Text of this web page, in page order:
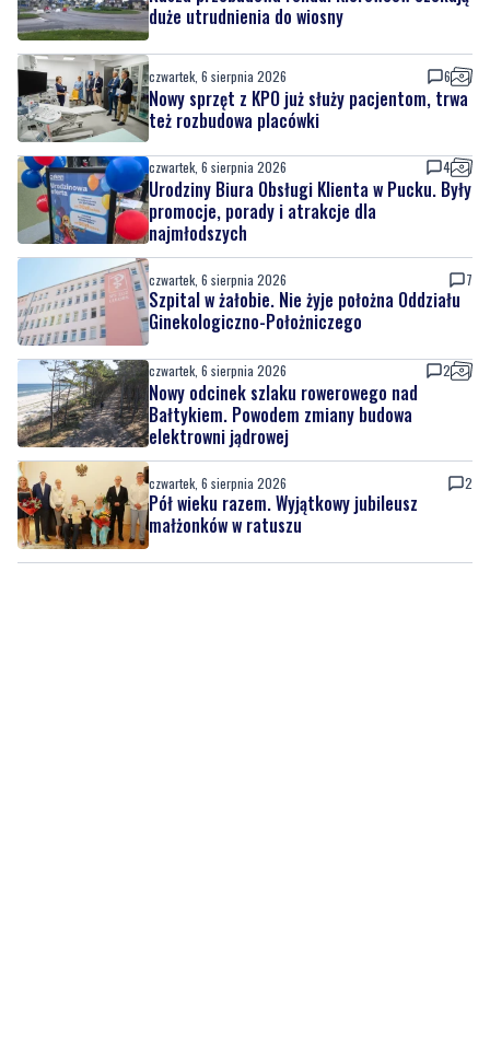
duże utrudnienia do wiosny
czwartek, 6 sierpnia 2026 6
Nowy sprzęt z KPO już służy pacjentom, trwa
też rozbudowa placówki
czwartek, 6 sierpnia 2026 4
Urodziny Biura Obsługi Klienta w Pucku. Były
promocje, porady i atrakcje dla
najmłodszych
czwartek, 6 sierpnia 2026 7
Szpital w żałobie. Nie żyje położna Oddziału
Ginekologiczno-Położniczego
czwartek, 6 sierpnia 2026 2
Nowy odcinek szlaku rowerowego nad
Bałtykiem. Powodem zmiany budowa
elektrowni jądrowej
czwartek, 6 sierpnia 2026 2
Pół wieku razem. Wyjątkowy jubileusz
małżonków w ratuszu